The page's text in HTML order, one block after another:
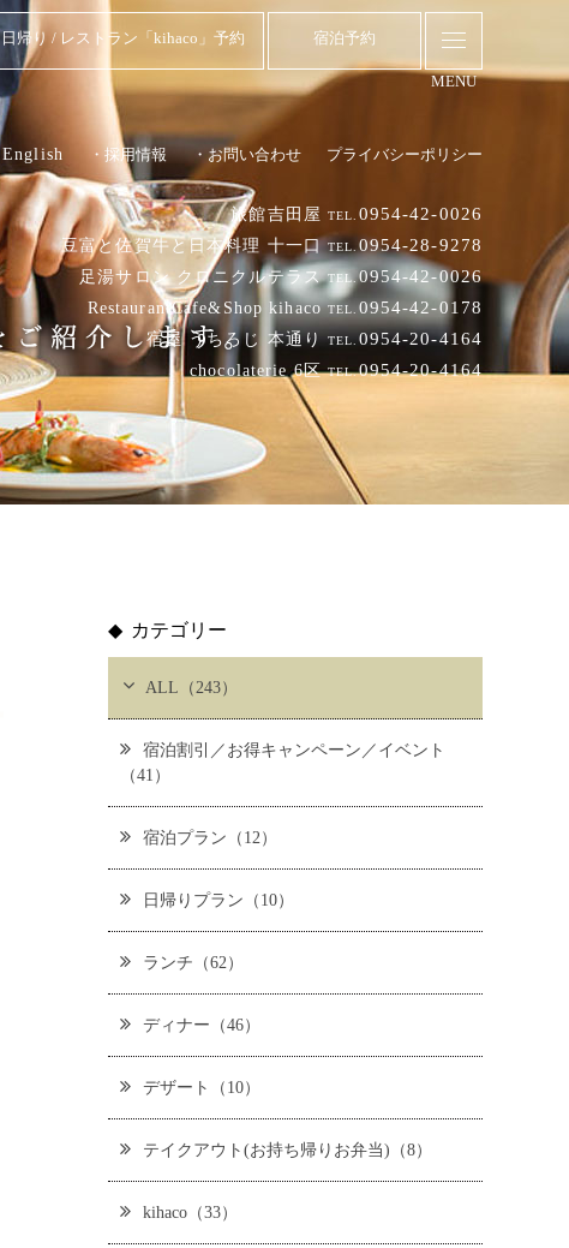
日帰り / レストラン「kihaco」予約 宿泊予約
MENU
旅館吉田屋TEL. 0954-42-0026
豆富と佐賀牛と日本料理 十一口TEL. 0954-28-9278
足湯サロン クロニクルテラスTEL.0954-42-0026
RestaurantCafe&Shop kihacoTEL. 0954-42-0178
宿屋 うちろじ 本通りTEL. 0954-20-4164
chocolaterie 6区TEL.0954-20-4164
English ・採用情報 ・お問い合わせ プライバシーポリシー
カテゴリー
ALL（243）
宿泊割引／お得キャンペーン／イベント
（41）
宿泊プラン（12）
日帰りプラン（10）
ランチ（62）
ディナー（46）
デザート（10）
テイクアウト(お持ち帰りお弁当)（8）
kihaco（33）